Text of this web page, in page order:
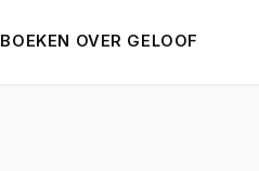
BOEKEN OVER GELOOF